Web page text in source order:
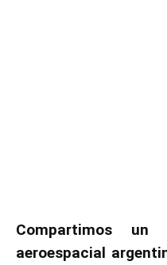
Compartimos
aeroespacial